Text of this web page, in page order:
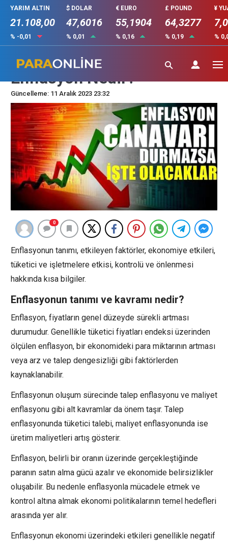
YARIM ALTIN
21.108,00
% -0,01
$ DOLAR
47,6016
% 0,01
€ EURO
55,1904
% 0,16
£ POUND
64,3277
% 0,19
¥
%
Ekonomiye Etkisi Olan
Enflasyon Nedir?
Güncelleme: 11 Aralık 2023 23:32
0
Enflasyonun tanımı, etkileyen faktörler, ekonomiye etkileri,
tüketici ve işletmelere etkisi, kontrolü ve önlenmesi
hakkında kısa bilgiler.
Enflasyonun tanımı ve kavramı nedir?
Enflasyon, fiyatların genel düzeyde sürekli artması
durumudur. Genellikle tüketici fiyatları endeksi üzerinden
ölçülen enflasyon, bir ekonomideki para miktarının artması
veya arz ve talep dengesizliği gibi faktörlerden
kaynaklanabilir.
Enflasyonun oluşum sürecinde talep enflasyonu ve maliyet
enflasyonu gibi alt kavramlar da önem taşır. Talep
enflasyonunda tüketici talebi, maliyet enflasyonunda ise
üretim maliyetleri artış gösterir.
Enflasyon, belirli bir oranın üzerinde gerçekleştiğinde
paranın satın alma gücü azalır ve ekonomide belirsizlikler
oluşabilir. Bu nedenle enflasyonla mücadele etmek ve
kontrol altına almak ekonomi politikalarının temel hedefleri
arasında yer alır.
Enflasyonun ekonomi üzerindeki etkileri genellikle negatif